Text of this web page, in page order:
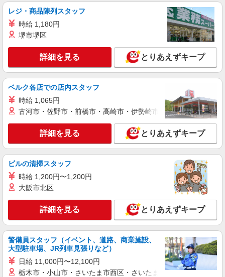
仕分け・ピッキング・梱包
時給1300円 ※交通費実費支給／当社規定あ
り。通勤交通費実費支払／上限4万円／月※規定あ
茨城県土浦市 国道125号線近く／駐車場完備
キープ 詳細を見る
アルバイト パート
コカ・コーラ ボトラーズジャパン＿土浦SC【求人番号：83762】
軽作業スタッフ
25日払い（指定口座へお振込み）
茨城県土浦市北神立町1-6
キープ 詳細を見る
アルバイト パート
未経験9割！説明通りにやるだけのシンプル軽
時給1266円（就業先により異なる）
茨城県土浦市
キープ 詳細を見る
レジ・商品陳列スタッフ
時給 1,180円
堺市堺区
詳細を見る とりあえずキープ
ベルク各店での店内スタッフ
時給 1,065円
古河市・佐野市・前橋市・高崎市・伊勢崎市・太田市・館林市
詳細を見る とりあえずキープ
ビルの清掃スタッフ
時給 1,200円〜1,200円
大阪市北区
詳細を見る とりあえずキープ
警備員スタッフ（イベント、道路、商業施設、
大型駐車場、JR列車見張りなど）
日給 11,000円〜12,100円
栃木市・小山市・さいたま市西区・さいたま市岩槻区・久喜市・